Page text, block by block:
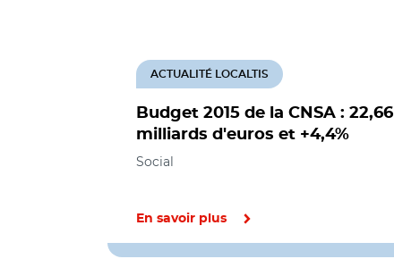
Budget 2015 de la CNSA : 22,66
milliards d'euros et +4,4%
ACTUALITÉ LOCALTIS
Social
En savoir plus